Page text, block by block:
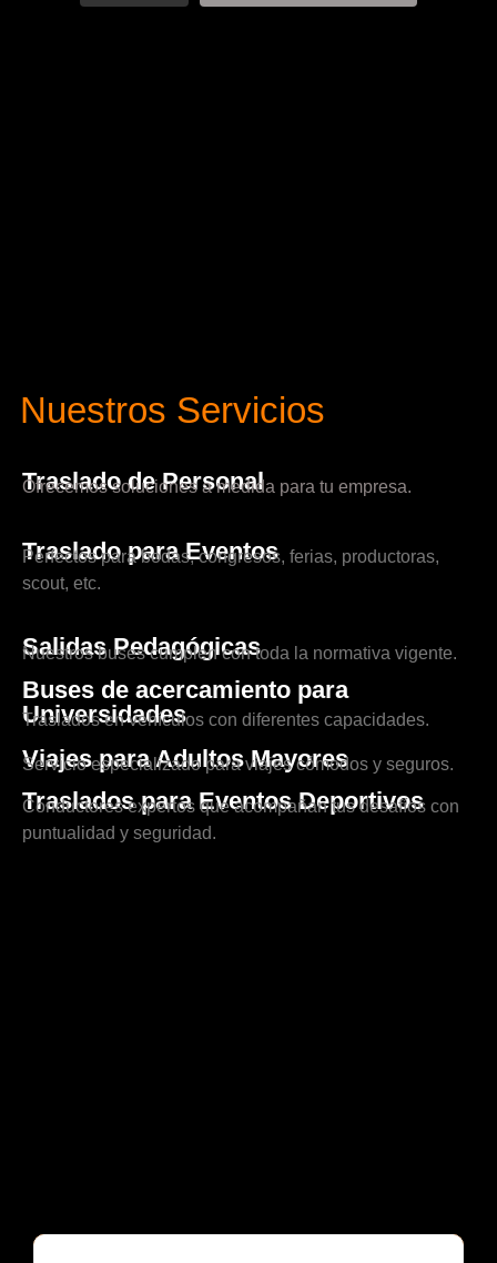
Nuestros Servicios
Traslado de Personal
Ofrecemos soluciones a medida para tu empresa.
Traslado para Eventos
Perfectos para bodas, congresos, ferias, productoras,
scout, etc.
Salidas Pedagógicas
Nuestros buses cumplen con toda la normativa vigente.
Buses de acercamiento para
Universidades
Traslados en vehículos con diferentes capacidades.
Viajes para Adultos Mayores
Servicio especializado para viajes cómodos y seguros.
Traslados para Eventos Deportivos
Conductores expertos que acompañan tus desafíos con
puntualidad y seguridad.